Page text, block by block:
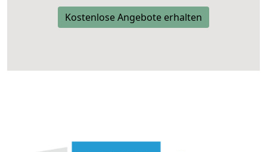
Kostenlose Angebote erhalten